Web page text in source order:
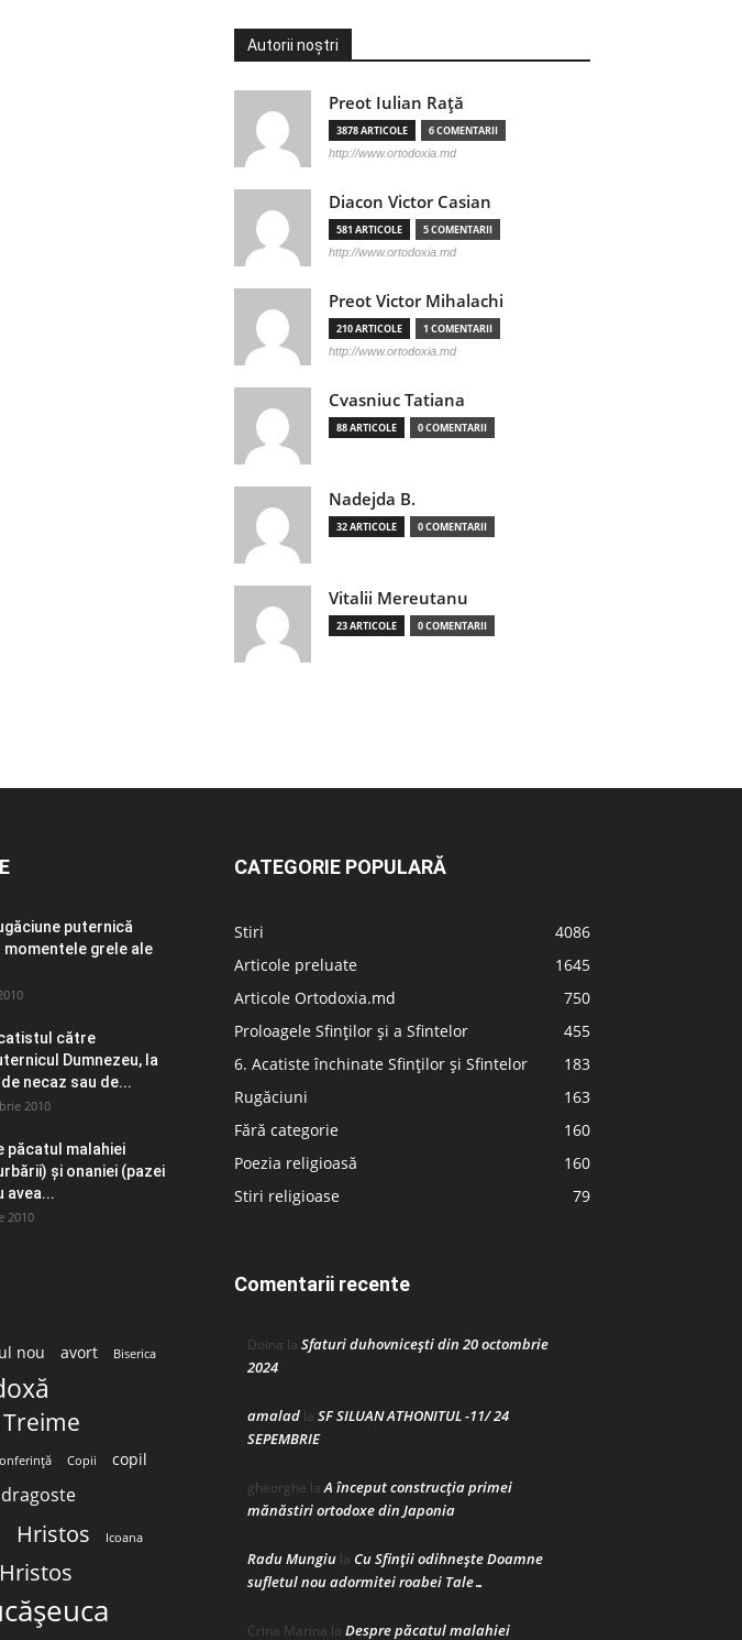
Autorii noștri
Preot Iulian Raţă
3878 ARTICOLE 6 COMENTARII
http://www.ortodoxia.md
Diacon Victor Casian
581 ARTICOLE 5 COMENTARII
http://www.ortodoxia.md
Preot Victor Mihalachi
210 ARTICOLE 1 COMENTARII
http://www.ortodoxia.md
Cvasniuc Tatiana
88 ARTICOLE 0 COMENTARII
Nadejda B.
32 ARTICOLE 0 COMENTARII
Vitalii Mereutanu
23 ARTICOLE 0 COMENTARII
puternică
momentele grele ale
către
Dumnezeu, la
necaz sau de...
2010
păcatul malahiei
şi onaniei (pazei
avea...
2010
nou avort Biserica
Copii
copil
dragoste
Hristos Icoana
CATEGORIE POPULARĂ
Stiri
4086
Articole preluate
1645
Articole Ortodoxia.md
750
Proloagele Sfinților și a Sfintelor
455
6. Acatiste închinate Sfinților și Sfintelor
183
Rugăciuni
163
Fără categorie
160
Poezia religioasă
160
Stiri religioase
79
Comentarii recente
Doina la Sfaturi duhovnicești din 20 octombrie
2024
amalad la SF SILUAN ATHONITUL -11/ 24
SEPEMBRIE
gheorghe laA început construcţia primei
mănăstiri ortodoxe din Japonia
Radu Mungiu la Cu Sfinții odihnește Doamne
sufletul nou adormitei roabei Tale…
Crina Marina la Despre păcatul malahiei